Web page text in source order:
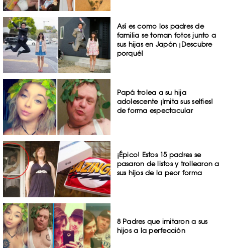
Así es como los padres de
familia se toman fotos junto a
sus hijas en Japón ¡Descubre
porqué!
Papá trolea a su hija
adolescente ¡Imita sus selfies!
de forma espectacular
¡Épico! Estos 15 padres se
pasaron de listos y trollearon a
sus hijos de la peor forma
8 Padres que imitaron a sus
hijos a la perfección